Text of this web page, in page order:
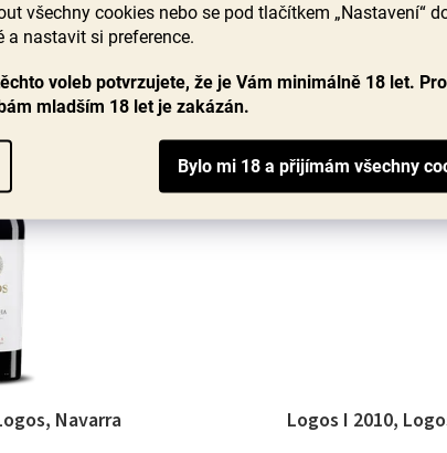
všechny cookies nebo se pod tlačítkem „Nastavení“
a nastavit si preference.
voleb potvrzujete, že je Vám minimálně 18 let.
mladším 18 let je zakázán.
699 Kč
DO KOŠÍKU
Navarra Logos I 2010,